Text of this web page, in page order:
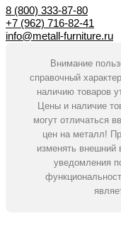
8 (800) 333-87-80
+7 (962) 716-82-41
info@metall-furniture.ru
Внимание
справочный
наличию товаров
Цены и наличие
могут отличаться
цен на металл!
изменять внешний
уведомления